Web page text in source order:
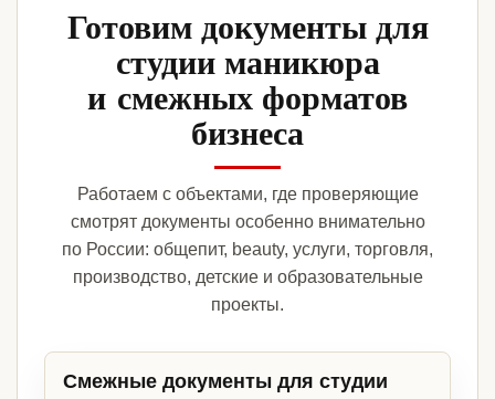
Готовим документы для
студии маникюра
и смежных форматов
бизнеса
Работаем с объектами, где проверяющие
смотрят документы особенно внимательно
по России: общепит, beauty, услуги, торговля,
производство, детские и образовательные
проекты.
Смежные документы для студии